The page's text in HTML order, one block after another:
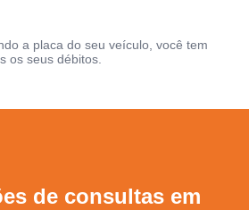
a placa do seu veículo, você tem
os seus débitos.
de consultas em